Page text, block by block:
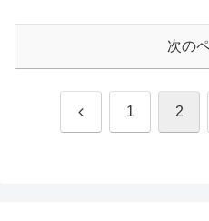
次の
前 1 2